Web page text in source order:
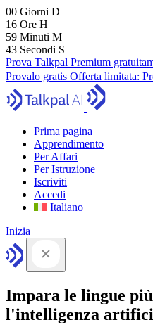
00 Giorni D
16 Ore H
59 Minuti M
41 Secondi S
Prova Talkpal Premium
Provalo gratis Offerta limitata:
Prima pagina
Apprendimento
Per Affari
Per Istruzione
Iscriviti
Accedi
Italiano
Inizia
Impara le lingue
l'intelligenza